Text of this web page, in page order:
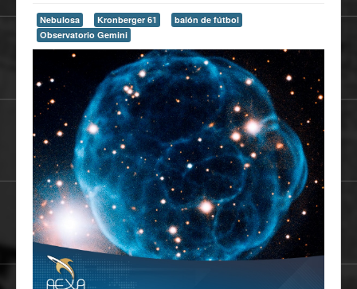
Space Kidz
Nebulosa Kronberger 61
balón de fútbol
Observatorio Gemini